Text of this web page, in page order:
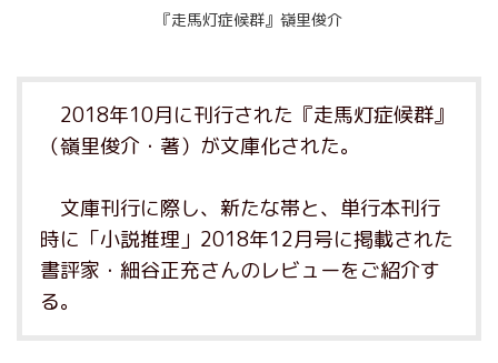
『走馬灯症候群』嶺里俊介
2018年10月に刊行された『走馬灯症候群』
（嶺里俊介・著）が文庫化された。
文庫刊行に際し、新たな帯と、単行本刊行
時に「小説推理」2018年12月号に掲載された
書評家・細谷正充さんのレビューをご紹介す
る。